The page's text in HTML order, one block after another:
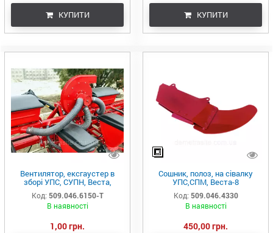
КУПИТИ КУПИТИ
Вентилятор, ексгаустер в
зборі УПС, СУПН, Веста,
СПМ-8
Код: 509.046.6150-Т
В наявності
1,00 грн.
Сошник, полоз, на сівалку
УПС,СПМ, Веста-8
509.046.4330
Код: 509.046.4330
В наявності
450,00 грн.